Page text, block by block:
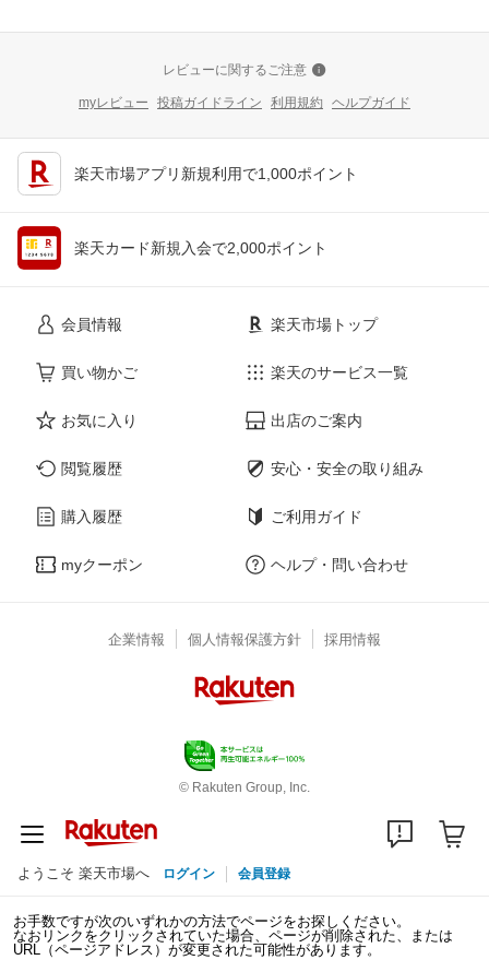
レビューに関するご注意
myレビュー 投稿ガイドライン 利用規約 ヘルプガイド
楽天市場アプリ新規利用で1,000ポイント
楽天カード新規入会で2,000ポイント
会員情報
買い物かご
お気に入り
閲覧履歴
購入履歴
myクーポン
楽天市場トップ
楽天のサービス一覧
出店のご案内
安心・安全の取り組み
ご利用ガイド
ヘルプ・問い合わせ
企業情報 個人情報保護方針 採用情報
© Rakuten Group, Inc.
ようこそ 楽天市場へ ログイン 会員登録
お手数ですが次のいずれかの方法でページをお探しください。
なおリンクをクリックされていた場合、ページが削除された、または
URL（ページアドレス）が変更された可能性があります。